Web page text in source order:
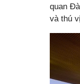
quan
và thú